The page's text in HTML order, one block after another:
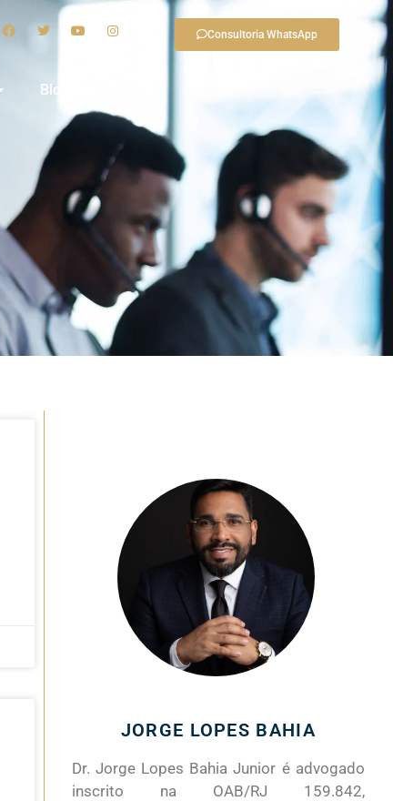
Consultoria WhatsApp
Blog
JORGE LOPES BAHIA
Dr. Jorge Lopes Bahia Junior é advogado
inscrito na OAB/RJ 159.842,